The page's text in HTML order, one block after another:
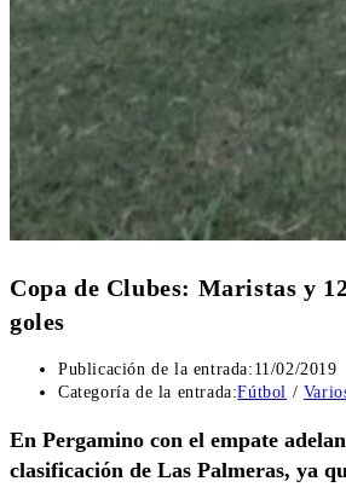
Copa de Clubes: Maristas y
goles
Publicación de la entrada: 11/02/2019
Categoría de la entrada:Fútbol /
En Pergamino con el empate
clasificación de Las Palmeras, ya